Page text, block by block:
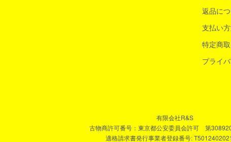
返品に
支払い
特定商
プライ
有限会社R&S
古物商許可番号：東京都公安委員会許可 第
適格請求書発行事業者登録番号: